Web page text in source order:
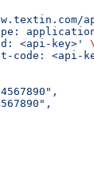
<api-key>'
\
code: <api-